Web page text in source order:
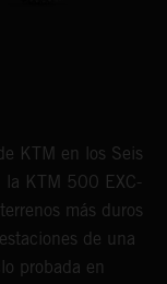
KTM en los Seis
la KTM 500 EXC-
más duros
de una
probada en